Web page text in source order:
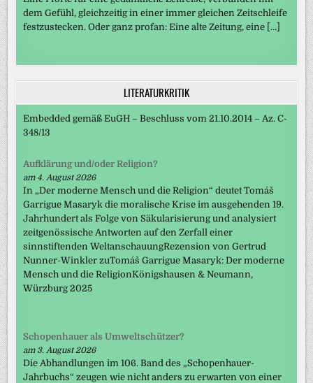
dem Gefühl, gleichzeitig in einer immer gleichen Zeitschleife
festzustecken. Oder ganz profan: Eine alte Zeitung, eine […]
LITERATURKRITIK
Embedded gemäß EuGH – Beschluss vom 21.10.2014 – Az. C-
348/13
Aufklärung und/oder Religion?
am 4. August 2026
In „Der moderne Mensch und die Religion“ deutet Tomáš
Garrigue Masaryk die moralische Krise im ausgehenden 19.
Jahrhundert als Folge von Säkularisierung und analysiert
zeitgenössische Antworten auf den Zerfall einer
sinnstiftenden WeltanschauungRezension von Gertrud
Nunner-Winkler zuTomáš Garrigue Masaryk: Der moderne
Mensch und die ReligionKönigshausen & Neumann,
Würzburg 2025
Schopenhauer als Umweltschützer?
am 3. August 2026
Die Abhandlungen im 106. Band des „Schopenhauer-
Jahrbuchs“ zeugen wie nicht anders zu erwarten von einer